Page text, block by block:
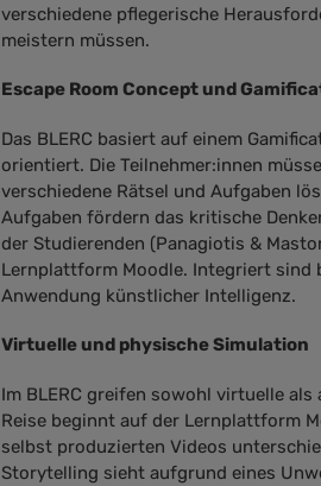
verschiedene pflegerische
meistern müssen.
Escape Room Concept und
Das BLERC basiert auf einem
orientiert. Die Teilnehmer:innen
verschiedene Rätsel und Aufgaben
Aufgaben fördern das kritische
der Studierenden (Panagiotis &
Lernplattform Moodle. Integriert sind
Anwendung künstlicher Intelligenz.
Virtuelle und physische Simulation
Im BLERC greifen sowohl virtuelle
Reise beginnt auf der Lernplattform
selbst produzierten Videos
Storytelling sieht aufgrund eines